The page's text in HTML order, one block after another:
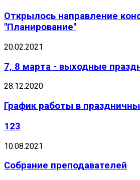
Открылось направление
"Планирование"
20.02.2021
7, 8 марта - выходные
28.12.2020
График работы в
123
10.08.2021
Собрание преподавателей